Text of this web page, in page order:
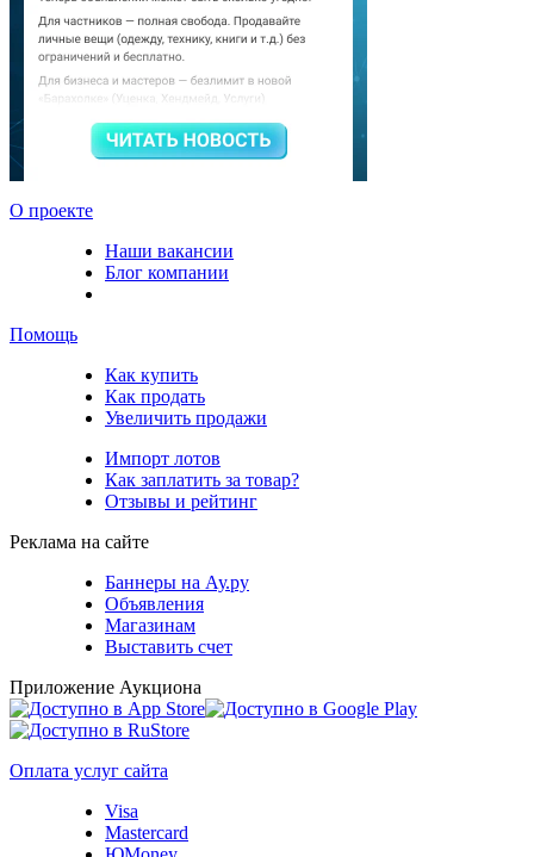
О проекте
Наши вакансии
Блог компании
Помощь
Как купить
Как продать
Увеличить продажи
Импорт лотов
Как заплатить за товар?
Отзывы и рейтинг
Реклама на сайте
Баннеры на Ау.ру
Объявления
Магазинам
Выставить счет
Приложение Аукциона
Оплата услуг сайта
Visa
Mastercard